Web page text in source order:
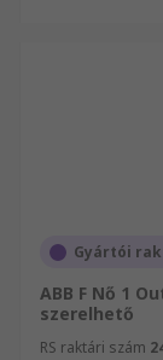
Gyártói
ABB F Nő 1
szerelhető
RS raktári szám